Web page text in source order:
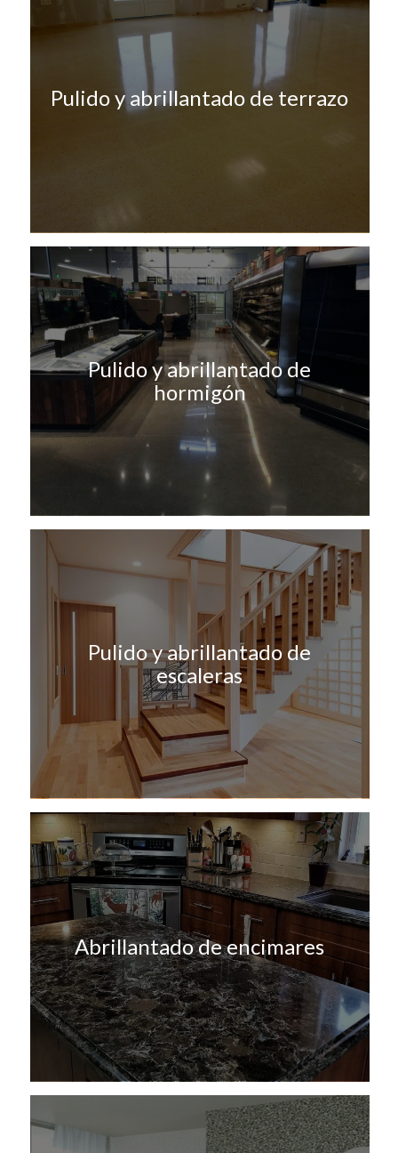
Pulido y abrillantado de terrazo
Pulido y abrillantado de
hormigón
Pulido y abrillantado de
escaleras
Abrillantado de encimares